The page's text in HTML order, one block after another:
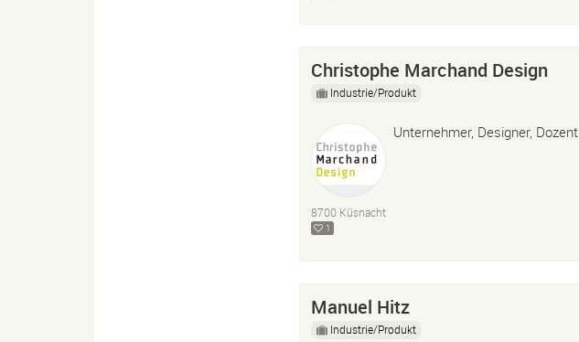
Christophe Marchand Design
Industrie/Produkt
Unternehmer, Designer, Dozent
8700 Küsnacht
1
Manuel Hitz
Industrie/Produkt